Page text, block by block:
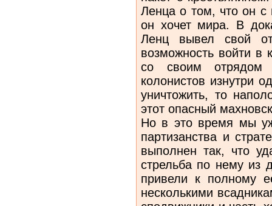
Ленца о том, что он с
он хочет мира. В
Ленц вывел свой
возможность войти в
со своим
колонистов изнутри
уничтожить, то
этот опасный
Но в это время мы
партизанства и
выполнен так, что
стрельба по нему из
привели к полному
несколькими